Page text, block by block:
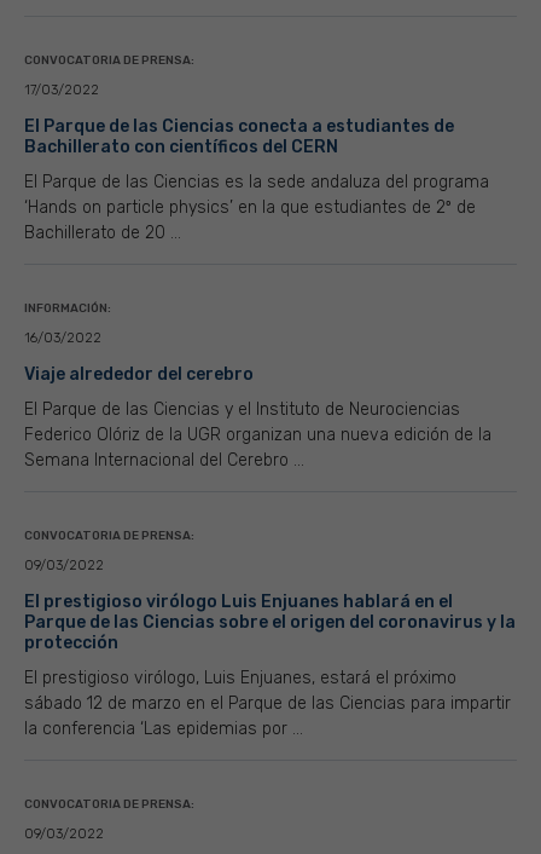
CONVOCATORIA DE PRENSA:
17/03/2022
El Parque de las Ciencias conecta a estudiantes de
Bachillerato con científicos del CERN
El Parque de las Ciencias es la sede andaluza del programa
‘Hands on particle physics’ en la que estudiantes de 2º de
Bachillerato de 20 ...
INFORMACIÓN:
16/03/2022
Viaje alrededor del cerebro
El Parque de las Ciencias y el Instituto de Neurociencias
Federico Olóriz de la UGR organizan una nueva edición de la
Semana Internacional del Cerebro ...
CONVOCATORIA DE PRENSA:
09/03/2022
El prestigioso virólogo Luis Enjuanes hablará en el
Parque de las Ciencias sobre el origen del coronavirus y la
protección
El prestigioso virólogo, Luis Enjuanes, estará el próximo
sábado 12 de marzo en el Parque de las Ciencias para impartir
la conferencia ‘Las epidemias por ...
CONVOCATORIA DE PRENSA:
09/03/2022